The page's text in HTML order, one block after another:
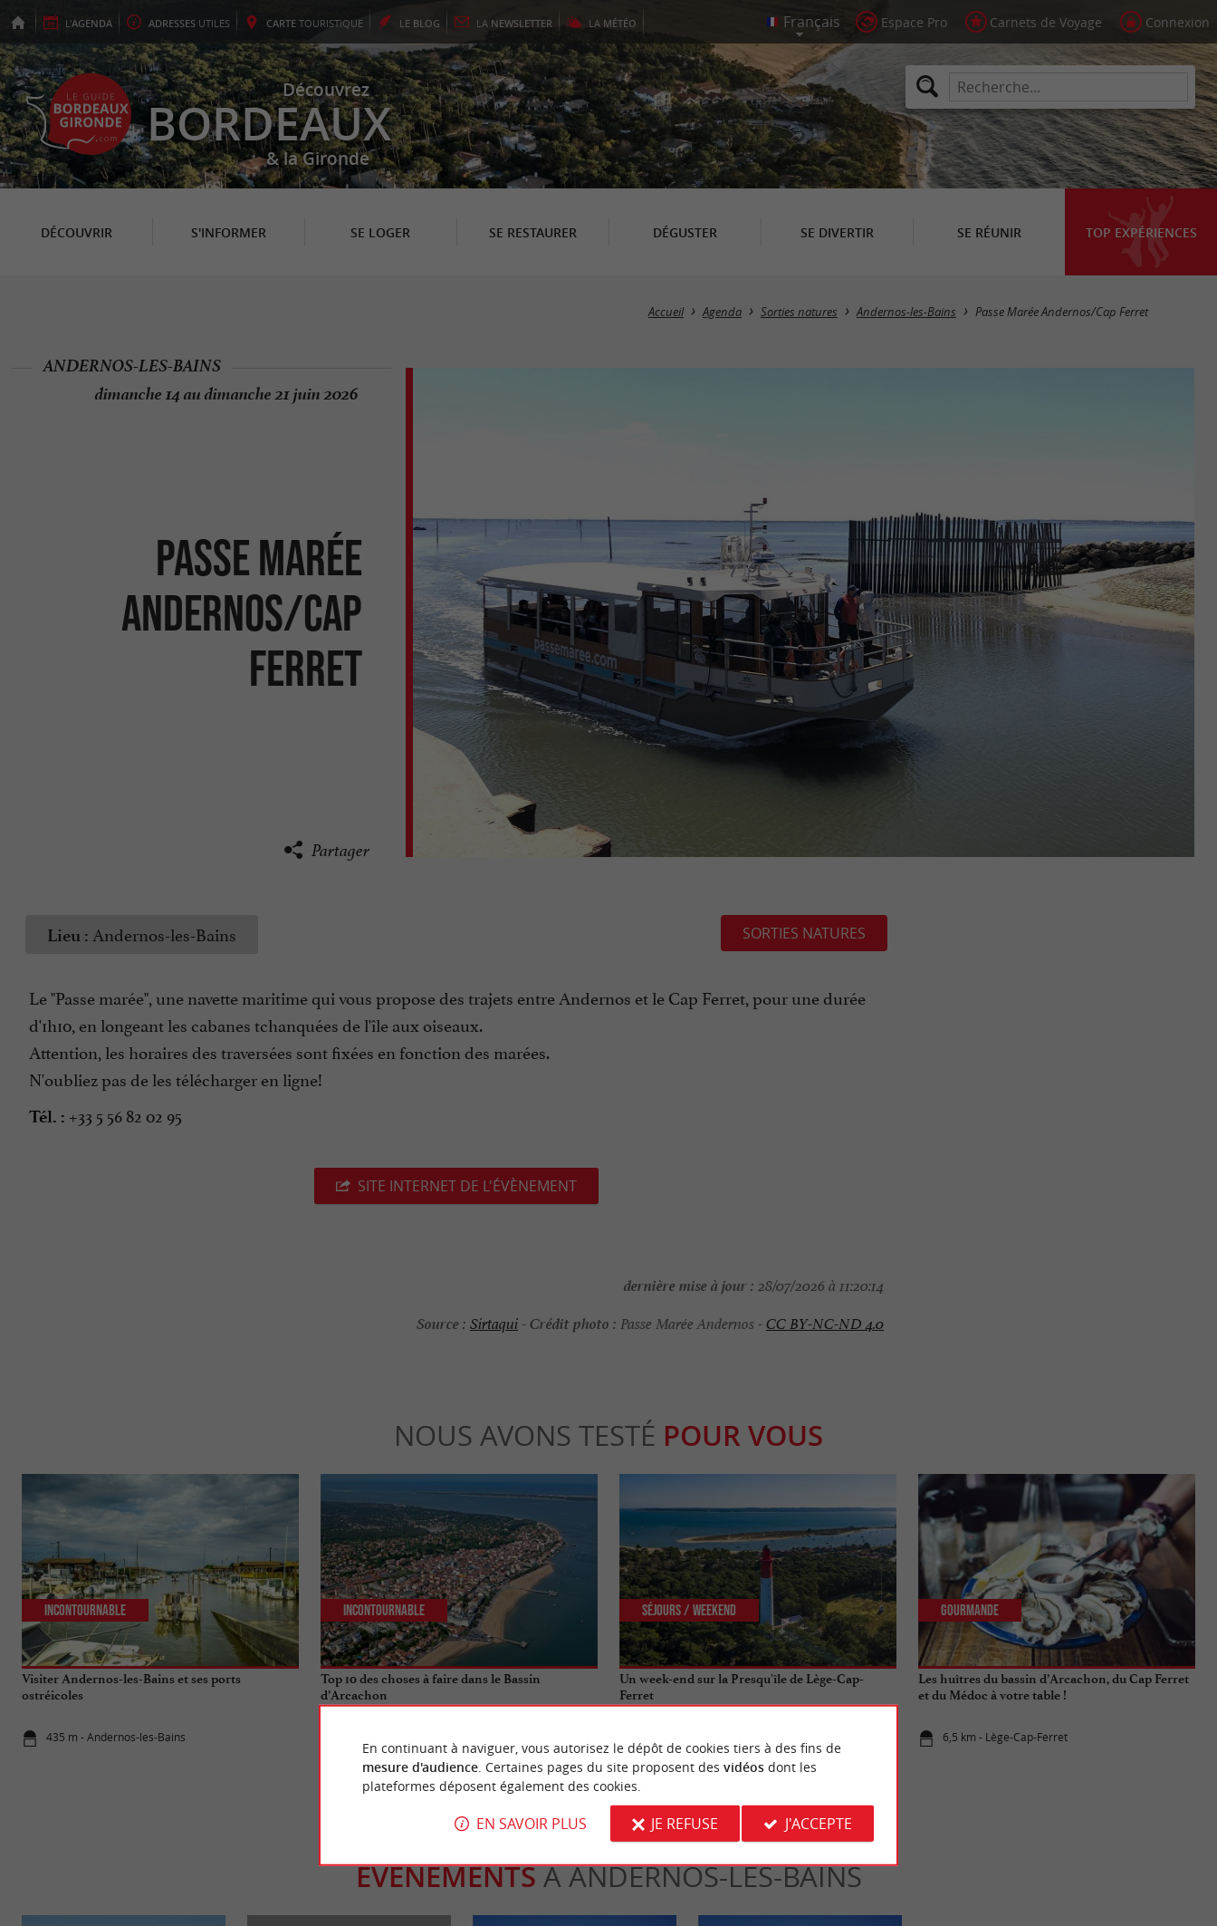
L'AGENDA ADRESSES UTILES CARTE TOURISTIQUE LE BLOG LA NEWSLETTER LA MÉTÉO Espace Pro Carnets de Voyage Connexion
Découvrez
BORDEAUX
& la Gironde
DÉCOUVRIR S'INFORMER SE LOGER SE RESTAURER DÉGUSTER SE DIVERTIR SE RÉUNIR TOP EXPÉRIENCES
Accueil Agenda Sorties natures Andernos-les-Bains Passe Marée Andernos/Cap Ferret
Passe Marée
Andernos/Cap
Ferret
ANDERNOS-LES-BAINS
dimanche 14 au dimanche 21 juin 2026
Partager
Lieu : Andernos-les-Bains SORTIES NATURES
Le "Passe marée", une navette maritime qui vous propose des trajets entre Andernos et le Cap Ferret, pour une durée
d'1h10, en longeant les cabanes tchanquées de l'île aux oiseaux.
Attention, les horaires des traversées sont fixées en fonction des marées.
N'oubliez pas de les télécharger en ligne!
Tél. : +33 5 56 82 02 95
SITE INTERNET DE L'ÉVÈNEMENT
dernière mise à jour : 28/07/2026 à 11:20:14
Source : Sirtaqui-Crédit photo : Passe Marée Andernos -CC BY-NC-ND 4.0
NOUS AVONS TESTÉ POUR VOUS
Visiter Andernos-les-Bains et ses ports
ostréicoles
435 m - Andernos-les-Bains
Incontournable
Top 10 des choses à faire dans le Bassin
d’Arcachon
Incontournable
Un week-end sur la Presqu'île de Lège-Cap-
Ferret
Séjours / Weekend
Les huîtres du bassin d’Arcachon, du Cap Ferret
et du Médoc à votre table !
6,5 km - Lège-Cap-Ferret
Gourmande
ÉVÈNEMENTSÀ ANDERNOS-LES-BAINS
En continuant à naviguer, vous autorisez le dépôt de cookies tiers à des fins de
mesure d'audience. Certaines pages du site proposent des vidéosdont les
plateformes déposent également des cookies.
EN SAVOIR PLUS JE REFUSE J'ACCEPTE